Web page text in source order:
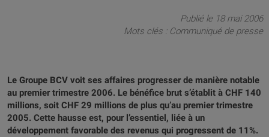
Publié le 18 mai 2006
Mots clés : Communiqué de presse
Le Groupe BCV voit ses affaires progresser de manière notable
au premier trimestre 2006. Le bénéfice brut s’établit à CHF 140
millions, soit CHF 29 millions de plus qu’au premier trimestre
2005. Cette hausse est, pour l’essentiel, liée à un
développement favorable des revenus qui progressent de 11%.